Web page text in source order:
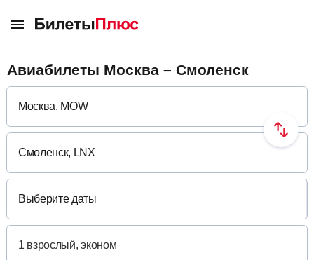
Авиабилеты Москва – Смоленск
Выберите даты